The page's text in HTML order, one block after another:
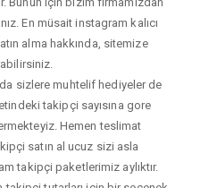
En müsait instagram kalıcı
alma hakkında, sitemize
sizlere muhtelif hediyeler de
takipçi sayısına gore
Hemen teslimat
satın al ucuz sizi asla
takipçi paketlerimiz aylıktır.